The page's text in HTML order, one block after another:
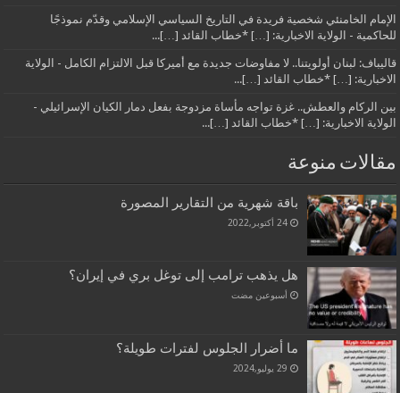
الإمام الخامنئي شخصية فريدة في التاريخ السياسي الإسلامي وقدّم نموذجًا
للحاكمية - الولاية الاخبارية: […] *خطاب القائد […]...
قاليباف: لبنان أولويتنا.. لا مفاوضات جديدة مع أميركا قبل الالتزام الكامل - الولاية
الاخبارية: […] *خطاب القائد […]...
بين الركام والعطش.. غزة تواجه مأساة مزدوجة بفعل دمار الكيان الإسرائيلي -
الولاية الاخبارية: […] *خطاب القائد […]...
مقالات منوعة
باقة شهرية من التقارير المصورة
24 أكتوبر,2022
هل يذهب ترامب إلى توغل بري في إيران؟
‏أسبوعين مضت
ما أضرار الجلوس لفترات طويلة؟
29 يوليو,2024